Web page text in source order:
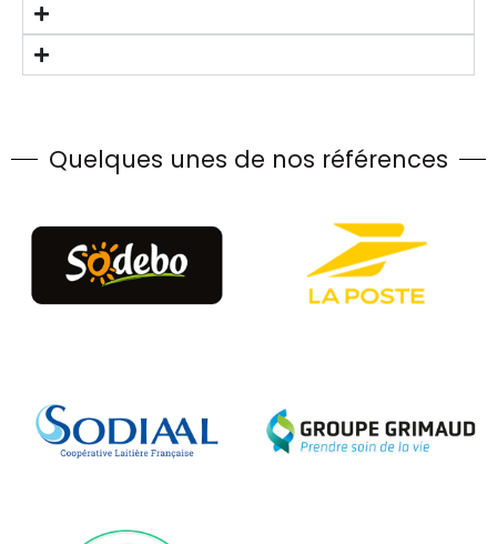
Quelques unes de nos références